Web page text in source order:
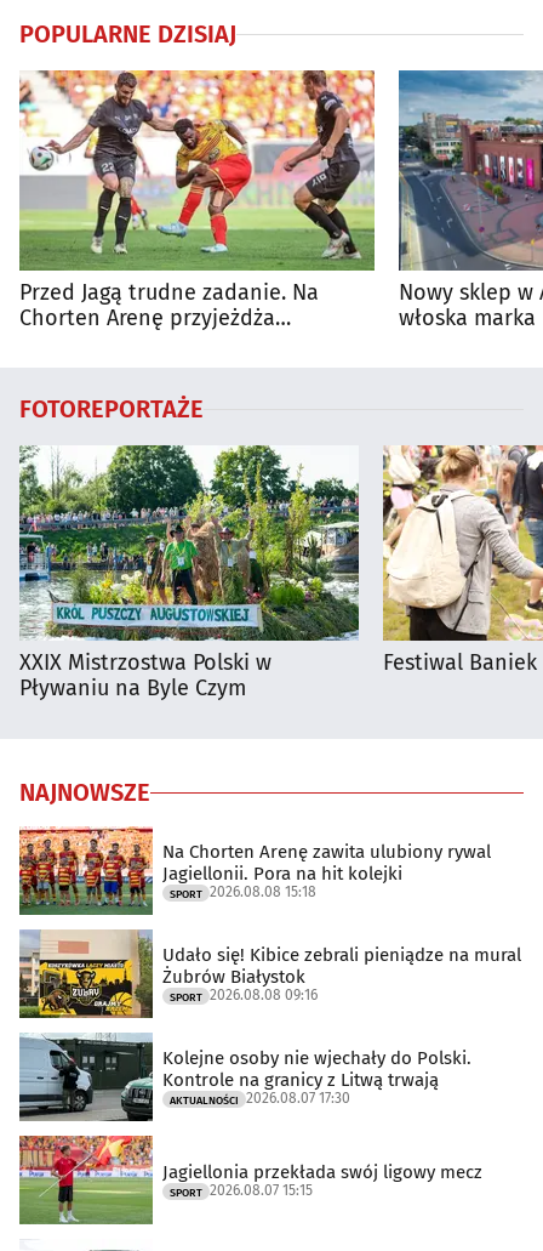
POPULARNE DZISIAJ
Przed Jagą trudne zadanie. Na
Chorten Arenę przyjeżdża
Nowy sklep w
włoska
FOTOREPORTAŻE
XXIX Mistrzostwa Polski w
Pływaniu na Byle Czym
Festiwal
NAJNOWSZE
Na Chorten Arenę zawita ulubiony rywal
Jagiellonii. Pora na hit kolejki
SPORT 2026.08.08 15:18
Udało się! Kibice zebrali pieniądze na mural
Żubrów Białystok
SPORT 2026.08.08 09:16
Kolejne osoby nie wjechały do Polski.
Kontrole na granicy z Litwą trwają
AKTUALNOŚCI 2026.08.07 17:30
Jagiellonia przekłada swój ligowy mecz
SPORT 2026.08.07 15:15